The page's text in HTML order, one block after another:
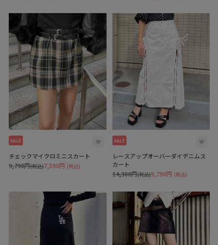
SALE
チェックマイクロミニスカート
7,590円 (税込)
9,790円(税込)
SALE
レースアップオーバーダイデニムス
カート
9,790円 (税込)
14,300円(税込)